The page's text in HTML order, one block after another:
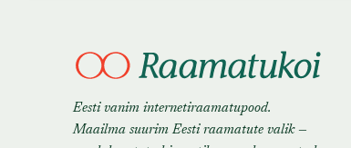
Eesti vanim internetiraamatupood.
Maailma suurim Eesti raamatute valik —